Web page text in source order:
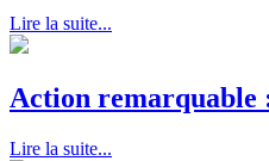
Lire la suite...
Action remarquable
Lire la suite...